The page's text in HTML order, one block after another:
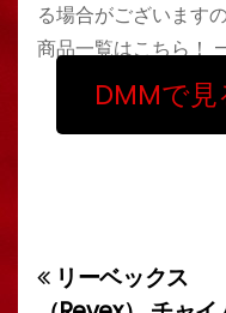
る場合がございます
商品一覧はこち
DMMで見
投
リーベックス